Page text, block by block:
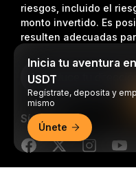
riesgos, incluido el
monto invertido. Es
resulten adecuadas
Síganos
Inicia tu aventura
USDT
Regístrate, deposita y
mismo
Únete